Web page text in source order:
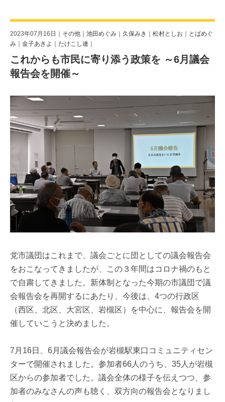
2023年07月16日｜ その他 池田めぐみ 久保みき 松村としお
とばめぐ
み
金子あきよ たけこし連
これからも市民に寄り添う政策を ～6月議会
報告会を開催～
党市議団はこれまで、議会ごとに団としての議会報告会
をおこなってきましたが、この３年間はコロナ禍のもと
で自粛してきました。新体制となった今期の市議団で議
会報告会を再開するにあたり、今後は、4つの行政区
（西区、北区、大宮区、岩槻区）を中心に、報告会を開
催していこうと決めました。
7月16日、6月議会報告会が岩槻駅東口コミュニティセン
ターで開催されました。参加者66人のうち、35人が岩槻
区からの参加者でした。議会全体の様子を伝えつつ、参
加者のみなさんの声も聴く、双方向の報告会となりまし